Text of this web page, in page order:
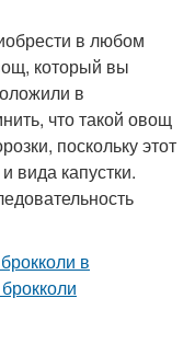
в любом
который вы
в
что такой овощ
поскольку этот
вида капустки.